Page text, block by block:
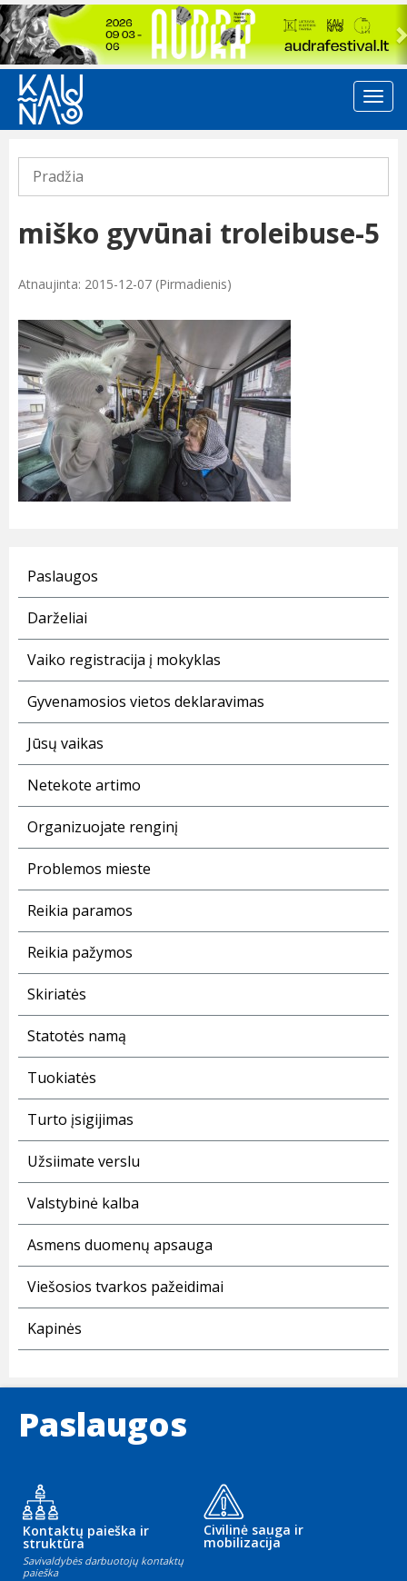
Previous
Pradžia
miško gyvūnai troleibuse-5
Atnaujinta: 2015-12-07 (Pirmadienis)
Paslaugos
Darželiai
Vaiko registracija į mokyklas
Gyvenamosios vietos deklaravimas
Jūsų vaikas
Netekote artimo
Organizuojate renginį
Problemos mieste
Reikia paramos
Reikia pažymos
Skiriatės
Statotės namą
Tuokiatės
Turto įsigijimas
Užsiimate verslu
Valstybinė kalba
Asmens duomenų apsauga
Viešosios tvarkos pažeidimai
Kapinės
Paslaugos
Kontaktų paieška ir
struktūra
Savivaldybės darbuotojų kontaktų
paieška
Civilinė sauga ir
mobilizacija